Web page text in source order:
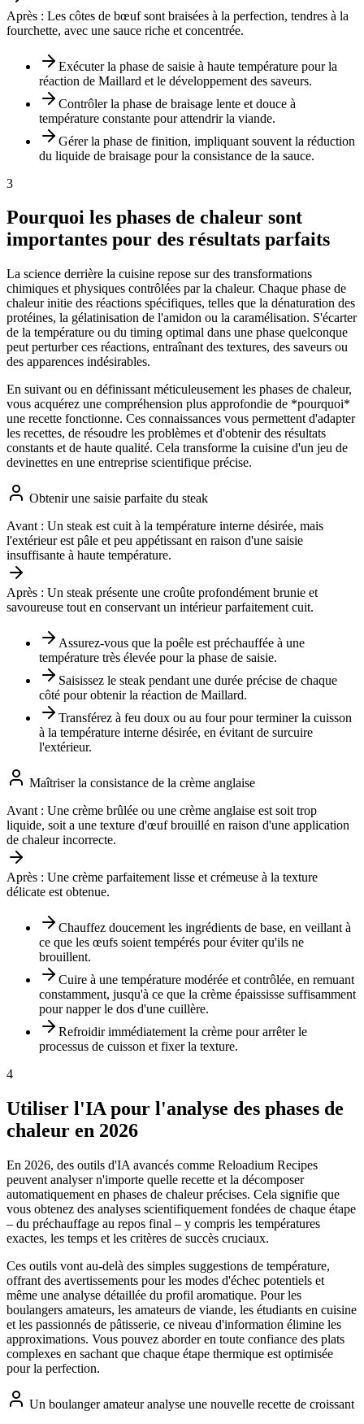
Après : Les côtes de bœuf sont braisées à la perfection, tendres à la
fourchette, avec une sauce riche et concentrée.
Exécuter la phase de saisie à haute température pour la
réaction de Maillard et le développement des saveurs.
Contrôler la phase de braisage lente et douce à
température constante pour attendrir la viande.
Gérer la phase de finition, impliquant souvent la réduction
du liquide de braisage pour la consistance de la sauce.
3
Pourquoi les phases de chaleur sont
importantes pour des résultats parfaits
La science derrière la cuisine repose sur des transformations
chimiques et physiques contrôlées par la chaleur. Chaque phase de
chaleur initie des réactions spécifiques, telles que la dénaturation des
protéines, la gélatinisation de l'amidon ou la caramélisation. S'écarter
de la température ou du timing optimal dans une phase quelconque
peut perturber ces réactions, entraînant des textures, des saveurs ou
des apparences indésirables.
En suivant ou en définissant méticuleusement les phases de chaleur,
vous acquérez une compréhension plus approfondie de *pourquoi*
une recette fonctionne. Ces connaissances vous permettent d'adapter
les recettes, de résoudre les problèmes et d'obtenir des résultats
constants et de haute qualité. Cela transforme la cuisine d'un jeu de
devinettes en une entreprise scientifique précise.
Obtenir une saisie parfaite du steak
Avant : Un steak est cuit à la température interne désirée, mais
l'extérieur est pâle et peu appétissant en raison d'une saisie
insuffisante à haute température.
Après : Un steak présente une croûte profondément brunie et
savoureuse tout en conservant un intérieur parfaitement cuit.
Assurez-vous que la poêle est préchauffée à une
température très élevée pour la phase de saisie.
Saisissez le steak pendant une durée précise de chaque
côté pour obtenir la réaction de Maillard.
Transférez à feu doux ou au four pour terminer la cuisson
à la température interne désirée, en évitant de surcuire
l'extérieur.
Maîtriser la consistance de la crème anglaise
Avant : Une crème brûlée ou une crème anglaise est soit trop
liquide, soit a une texture d'œuf brouillé en raison d'une application
de chaleur incorrecte.
Après : Une crème parfaitement lisse et crémeuse à la texture
délicate est obtenue.
Chauffez doucement les ingrédients de base, en veillant à
ce que les œufs soient tempérés pour éviter qu'ils ne
brouillent.
Cuire à une température modérée et contrôlée, en remuant
constamment, jusqu'à ce que la crème épaississe suffisamment
pour napper le dos d'une cuillère.
Refroidir immédiatement la crème pour arrêter le
processus de cuisson et fixer la texture.
4
Utiliser l'IA pour l'analyse des phases de
chaleur en 2026
En 2026, des outils d'IA avancés comme Reloadium Recipes
peuvent analyser n'importe quelle recette et la décomposer
automatiquement en phases de chaleur précises. Cela signifie que
vous obtenez des analyses scientifiquement fondées de chaque étape
– du préchauffage au repos final – y compris les températures
exactes, les temps et les critères de succès cruciaux.
Ces outils vont au-delà des simples suggestions de température,
offrant des avertissements pour les modes d'échec potentiels et
même une analyse détaillée du profil aromatique. Pour les
boulangers amateurs, les amateurs de viande, les étudiants en cuisine
et les passionnés de pâtisserie, ce niveau d'information élimine les
approximations. Vous pouvez aborder en toute confiance des plats
complexes en sachant que chaque étape thermique est optimisée
pour la perfection.
Un boulanger amateur analyse une nouvelle recette de croissant